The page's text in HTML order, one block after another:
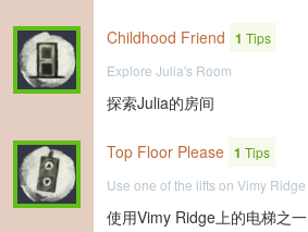
Childhood Friend 1 Tips
Explore Julia's Room
探索Julia的房间
Top Floor Please 1 Tips
Use one of the lifts on Vimy Ridge
使用Vimy Ridge上的电梯之一